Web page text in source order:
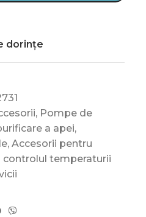
dorințe
, Pompe de
a apei,
, Accesorii pentru
controlul temperaturii